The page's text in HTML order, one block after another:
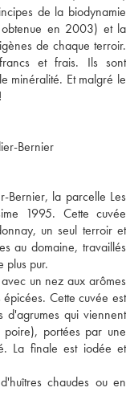
de la biodynamie
obtenue en 2003) et la
de chaque terroir.
et frais. Ils sont
minéralité. Et malgré le
Bernier
Bernier, la parcelle Les
1995. Cette cuvée
un seul terroir et
au domaine, travaillés
plus pur.
un nez aux arômes
Cette cuvée est
d'agrumes qui viennent
portées par une
La finale est iodée et
chaudes ou en